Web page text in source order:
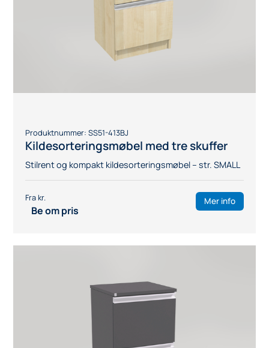
Produktnummer:SS51-413BJ
Kildesorteringsmøbel med tre skuffer
Stilrent og kompakt kildesorteringsmøbel – str. SMALL
Be om pris
Mer info